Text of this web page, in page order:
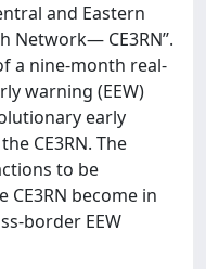
and Eastern
Network— CE3RN’’.
a nine-month real-
warning (EEW)
early
CE3RN. The
to be
become in
border EEW